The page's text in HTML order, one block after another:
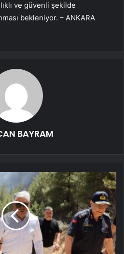
ve güvenli şekilde
bekleniyor. – ANKARA
BAYRAM